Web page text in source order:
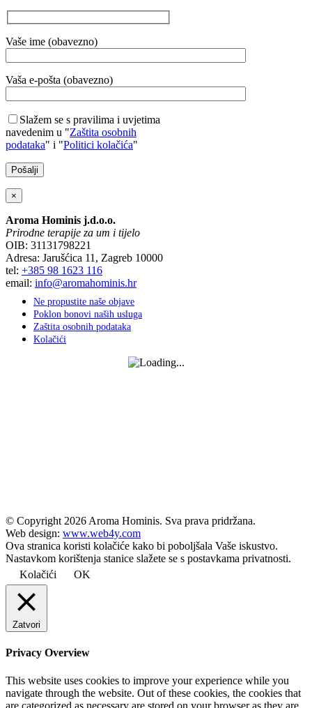
Vaše ime (obavezno)
Vaša e-pošta (obavezno)
Slažem se s pravilima i uvjetima
navedenim u "Zaštita osobnih
podataka" i "Politici kolačića"
×
Aroma Hominis j.d.o.o.
Prirodne terapije za um i tijelo
OIB: 31131798221
Adresa: Jarušćica 11, Zagreb 10000
tel: +385 98 1623 116
email: info@aromahominis.hr
Ne propustite naše objave
Poklon bonovi naših usluga
Zaštita osobnih podataka
Kolačići
© Copyright 2026 Aroma Hominis. Sva prava pridržana.
Web design: www.web4y.com
Ova stranica koristi kolačiće kako bi poboljšala Vaše iskustvo.
Nastavkom korištenja stanice slažete se s postavkama privatnosti.
Kolačići
OK
Zatvori
Privacy Overview
This website uses cookies to improve your experience while you
navigate through the website. Out of these cookies, the cookies that
are categorized as necessary are stored on your browser as they are